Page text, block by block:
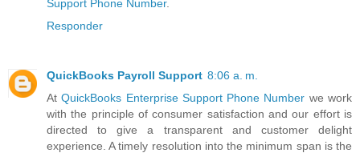
Support Phone Number.
Responder
QuickBooks Payroll Support 8:06 a. m.
AtQuickBooks Enterprise Support Phone Number we work
with the principle of consumer satisfaction and our effort is
directed to give a transparent and customer delight
experience. A timely resolution into the minimum span is the